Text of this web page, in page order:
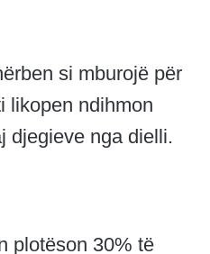
si mburojë për
likopen ndihmon
djegieve nga dielli.
plotëson 30% të